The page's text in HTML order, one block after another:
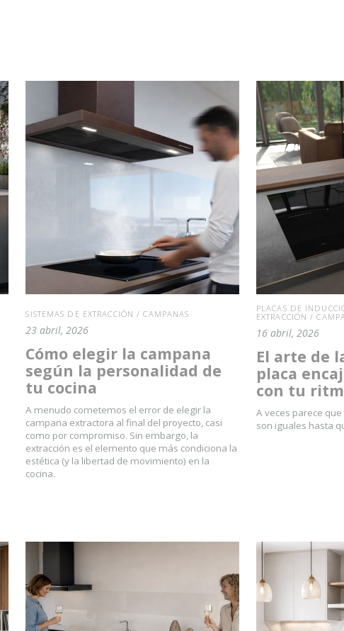
SISTEMAS DE EXTRACCIÓN / CAMPANAS
23 abril, 2026
Cómo elegir la campana
según la personalidad de
tu cocina
A menudo cometemos el error de elegir la
campana extractora al final del proyecto, casi
como por compromiso. Sin embargo, la
extracción es el elemento que más condiciona la
estética (y la libertad de movimiento) en la
cocina.
PLACAS DE
EXTRACCIÓN /
16 abril, 2026
El arte de
placa
con tu
A veces parece
son iguales hasta